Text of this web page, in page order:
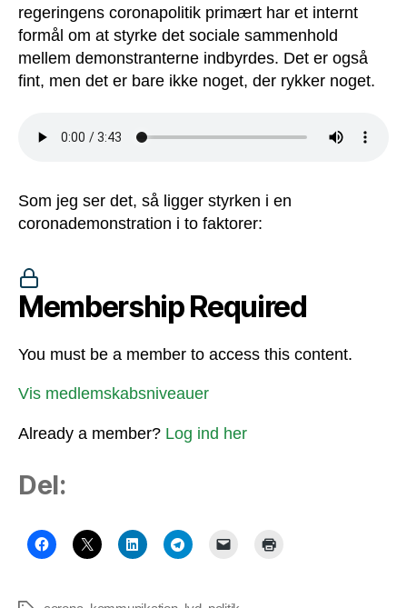
regeringens coronapolitik primært har et internt
formål om at styrke det sociale sammenhold
mellem demonstranterne indbyrdes. Det er også
fint, men det er bare ikke noget, der rykker noget.
Som jeg ser det, så ligger styrken i en
coronademonstration i to faktorer:
Membership Required
You must be a member to access this content.
Vis medlemskabsniveauer
Already a member? Log ind her
Del: